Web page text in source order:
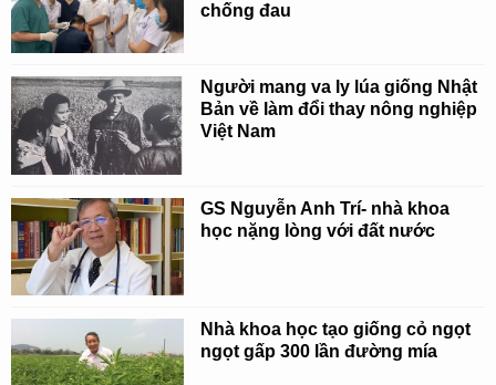
chống đau
Người mang va ly lúa giống Nhật
Bản về làm đổi thay nông nghiệp
Việt Nam
GS Nguyễn Anh Trí- nhà khoa
học nặng lòng với đất nước
Nhà khoa học tạo giống cỏ ngọt
ngọt gấp 300 lần đường mía